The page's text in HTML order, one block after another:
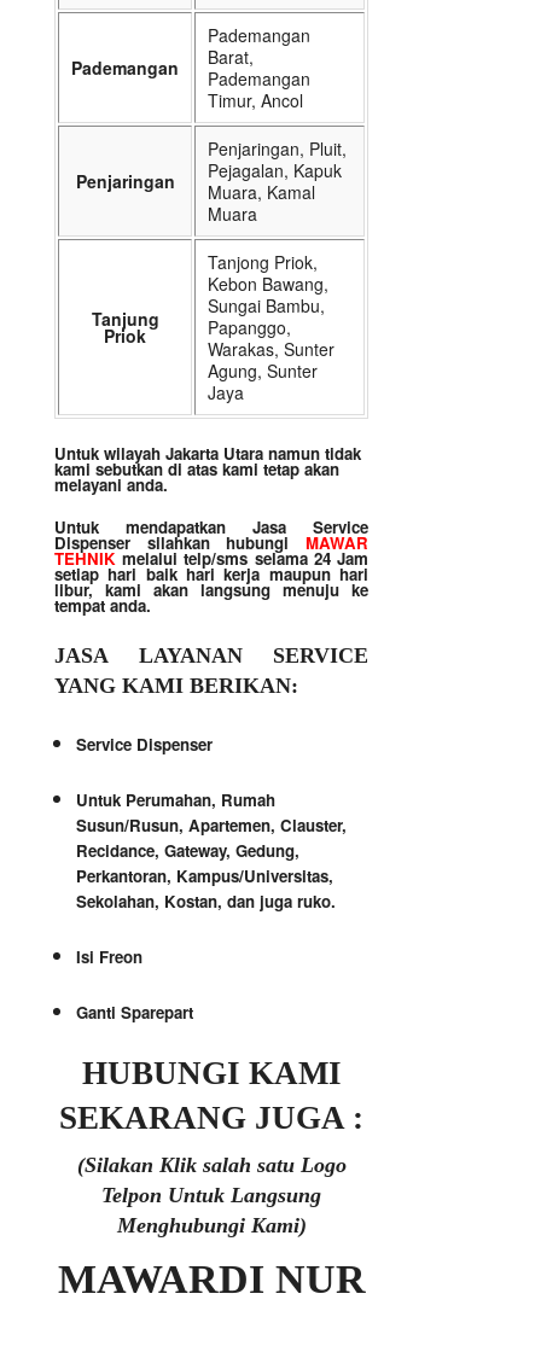
Pademangan
Pademangan
Barat,
Pademangan
Timur, Ancol
Penjaringan
Penjaringan, Pluit,
Pejagalan, Kapuk
Muara, Kamal
Muara
Tanjung
Priok
Tanjong Priok,
Kebon Bawang,
Sungai Bambu,
Papanggo,
Warakas, Sunter
Agung, Sunter
Jaya
Untuk wilayah Jakarta Utara namun tidak
kami sebutkan di atas kami tetap akan
melayani anda.
Untuk mendapatkan Jasa Service
Dispenser silahkan hubungi MAWAR
TEHNIKmelalui telp/sms selama 24 Jam
setiap hari baik hari kerja maupun hari
libur, kami akan langsung menuju ke
tempat anda.
JASA LAYANAN SERVICE
YANG KAMI BERIKAN:
Service Dispenser
Untuk Perumahan, Rumah
Susun/Rusun, Apartemen, Clauster,
Recidance, Gateway, Gedung,
Perkantoran, Kampus/Universitas,
Sekolahan, Kostan, dan juga ruko.
Isi Freon
Ganti Sparepart
HUBUNGI KAMI
SEKARANG JUGA :
(Silakan Klik salah satu Logo
Telpon Untuk Langsung
Menghubungi Kami)
MAWARDI NUR